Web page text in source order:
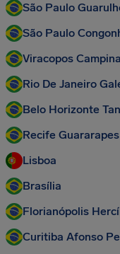
São Paulo
São Paulo
Viracopos
Rio De Janeiro
Belo Horizonte
Recife Guararapes
Lisboa
Brasília
Florianópolis
Curitiba Afonso